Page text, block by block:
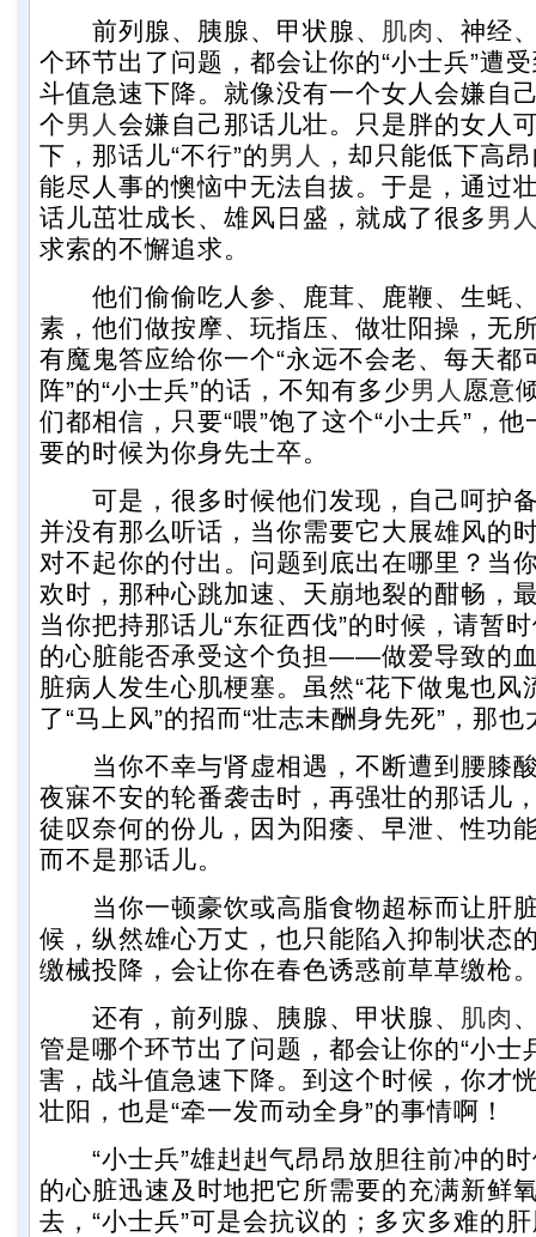
前列腺、胰腺、甲状腺、 肌肉 、神经
个环节出了问题，都会让你的“小士兵”遭
斗值急速下降。就像没有一个女人会嫌自
个男人 会嫌自己那话儿壮。只是胖的女人
下，那话儿“不行”的男人
，却只能低下高
能尽人事的懊恼中无法自拔。于是，通
话儿茁壮成长、雄风日盛，就成了很多 男
求索的不懈追求。
他们偷偷吃人参、鹿茸、鹿鞭、生蚝
素，他们做按摩、玩指压、做壮阳操，无
有魔鬼答应给你一个“永远不会老、每天都
阵”的“小士兵”的话，不知有多少男人 愿意
们都相信，只要“喂”饱了这个“小士兵”，
要的时候为你身先士卒。
可是，很多时候他们发现，自己呵护备
并没有那么听话，当你需要它大展雄风的
对不起你的付出。问题到底出在哪里？当
欢时，那种心跳加速、天崩地裂的酣畅，
当你把持那话儿“东征西伐”的时候，请暂
的心脏能否承受这个负担——做爱导致的
脏病人发生心肌梗塞。虽然“花下做鬼也风
了“马上风”的招而“壮志未酬身先死”，那
当你不幸与肾虚相遇，不断遭到腰膝
夜寐不安的轮番袭击时，再强壮的那话儿
徒叹奈何的份儿，因为阳痿、早泄、性功
而不是那话儿。
当你一顿豪饮或高脂食物超标而让肝
候，纵然雄心万丈，也只能陷入抑制状态
缴械投降，会让你在春色诱惑前草草缴枪
还有，前列腺、胰腺、甲状腺、 肌肉
管是哪个环节出了问题，都会让你的“小士
害，战斗值急速下降。到这个时候，你才
壮阳，也是“牵一发而动全身”的事情啊！
“小士兵”雄赳赳气昂昂放胆往前冲的时
的心脏迅速及时地把它所需要的充满新鲜
去，“小士兵”可是会抗议的；多灾多难的